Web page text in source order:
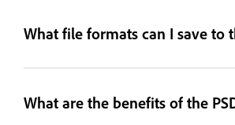
What file formats can I save to
What are the benefits of the